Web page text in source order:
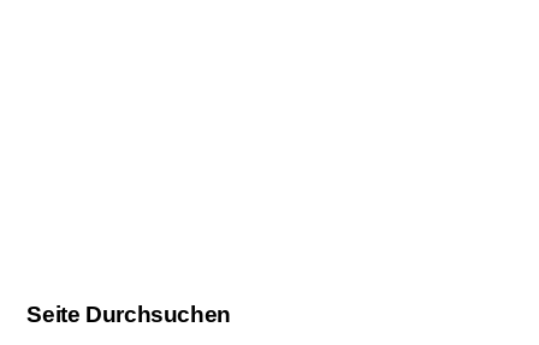
Seite Durchsuchen